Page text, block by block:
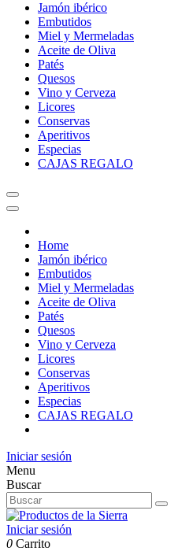
Jamón ibérico
Embutidos
Miel y Mermeladas
Aceite de Oliva
Patés
Quesos
Vino y Cerveza
Licores
Conservas
Aperitivos
Especias
CAJAS REGALO
Home
Jamón ibérico
Embutidos
Miel y Mermeladas
Aceite de Oliva
Patés
Quesos
Vino y Cerveza
Licores
Conservas
Aperitivos
Especias
CAJAS REGALO
Iniciar sesión
Menu
Buscar
Iniciar sesión
0 Carrito